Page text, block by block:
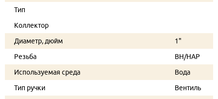
Тип
Коллектор
Диаметр, дюйм
1"
Резьба
ВН/НАР
Используемая среда
Вода
Тип ручки
Вентиль